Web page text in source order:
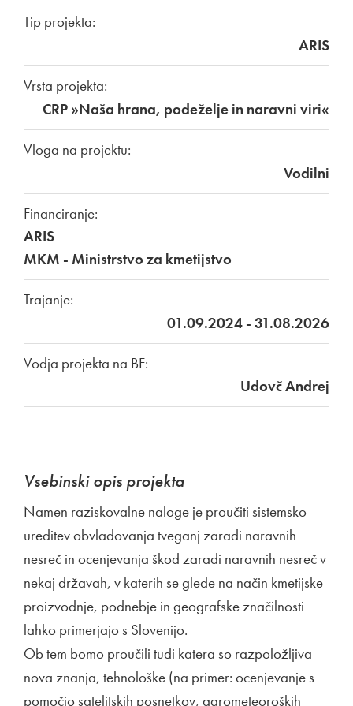
Tip projekta:
ARIS
Vrsta projekta:
CRP »Naša hrana, podeželje in naravni viri«
Vloga na projektu:
Vodilni
Financiranje:
ARIS
MKM - Ministrstvo za kmetijstvo
Trajanje:
01.09.2024 - 31.08.2026
Vodja projekta na BF:
Udovč Andrej
Vsebinski opis projekta
Namen raziskovalne naloge je proučiti sistemsko
ureditev obvladovanja tveganj zaradi naravnih
nesreč in ocenjevanja škod zaradi naravnih nesreč v
nekaj državah, v katerih se glede na način kmetijske
proizvodnje, podnebje in geografske značilnosti
lahko primerjajo s Slovenijo.
Ob tem bomo proučili tudi katera so razpoložljiva
nova znanja, tehnološke (na primer: ocenjevanje s
pomočjo satelitskih posnetkov, agrometeoroških